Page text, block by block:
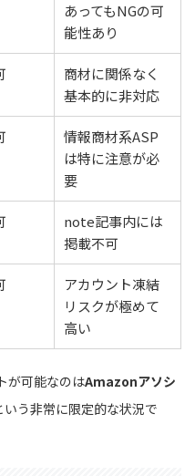
あってもNGの可
能性あり
商材に関係なく
基本的に非対応
情報商材系ASP
は特に注意が必
要
note記事内には
掲載不可
アカウント凍結
リスクが極めて
高い
が可能なのはAmazonアソシ
いう非常に限定的な状況で